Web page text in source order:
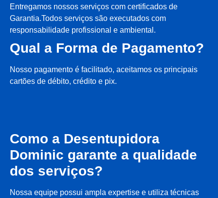
Entregamos nossos serviços com certificados de
Garantia.Todos serviços são executados com
responsabilidade profissional e ambiental.
Qual a Forma de Pagamento?
Nosso pagamento é facilitado, aceitamos os principais
cartões de débito, crédito e pix.
Como a Desentupidora
Dominic garante a qualidade
dos serviços?
Nossa equipe possui ampla expertise e utiliza técnicas